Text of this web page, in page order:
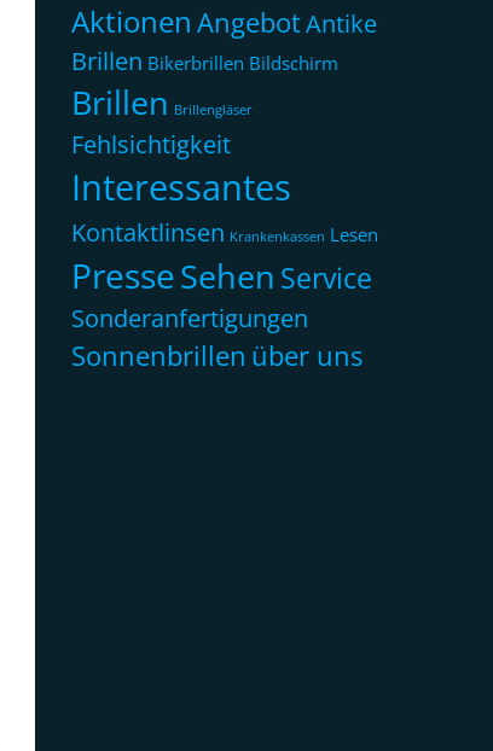
AktionenAngebotAntike
Brillen Bikerbrillen Bildschirm
Brillen Brillengläser
Fehlsichtigkeit
Interessantes
Kontaktlinsen Krankenkassen Lesen
PresseSehen Service
Sonderanfertigungen
Sonnenbrillen über uns